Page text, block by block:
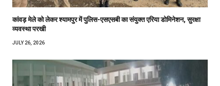
कांवड़ मेले को लेकर श्यामपुर में पुलिस-एसएसबी का संयुक्त एरिया डोमिनेशन, सुरक्षा
व्यवस्था परखी
JULY 26, 2026